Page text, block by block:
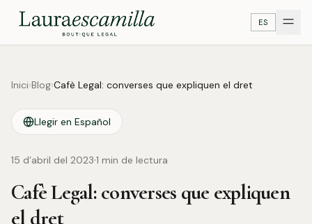
ES
Inici›Blog›Cafè Legal: converses que expliquen el dret
Llegir en Español
15 d’abril del 2023·1 min de lectura
Cafè Legal: converses que expliquen
el dret